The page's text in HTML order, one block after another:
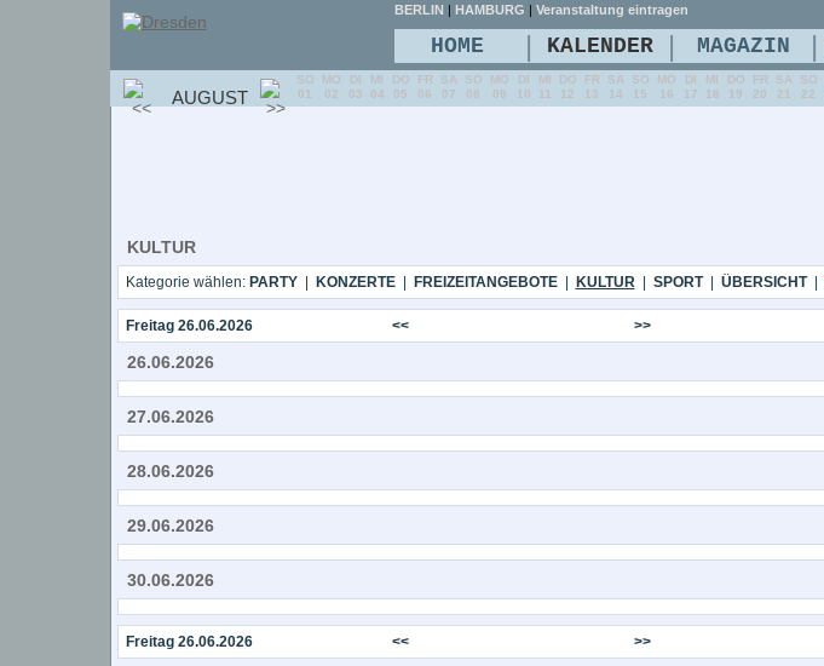
KULTUR
Kategorie wählen: PARTY| KONZERTE| FREIZEITANGEBOTE| KULTUR| SPORT| ÜBERSICHT|
Freitag 26.06.2026 << >>
26.06.2026
27.06.2026
28.06.2026
29.06.2026
30.06.2026
Freitag 26.06.2026 << >>
BERLIN | HAMBURG | Veranstaltung eintragen
HOME | KALENDER | MAGAZIN |
AUGUST
SO
01
MO
02
DI
03
MI
04
DO
05
FR
06
SA
07
SO
08
MO
09
DI
10
MI
11
DO
12
FR
13
SA
14
SO
15
MO
16
DI
17
MI
18
DO
19
FR
20
SA
21
SO
22